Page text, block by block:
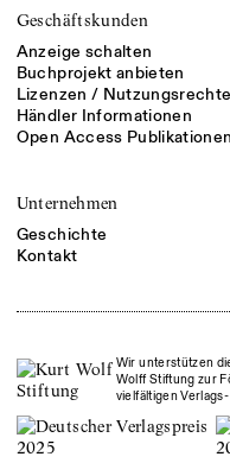
Geschäftskunden
Anzeige schalten
Buchprojekt anbieten
Lizenzen / Nutzungsrechte
Händler Informationen
Open Access Publikationen
Unternehmen
Geschichte
Kontakt
Wir unterstützen
Wolff Stiftung zur
vielfältigen